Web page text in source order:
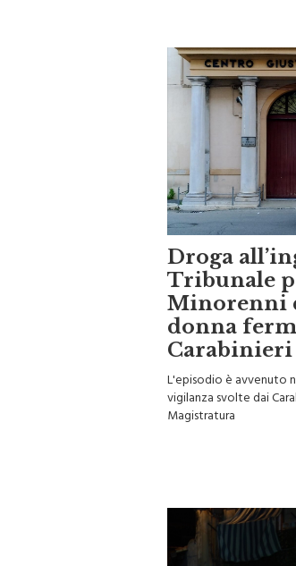
Droga
Tribunale
Minorenni
donna
Carabinieri
L'episodio è avvenuto
vigilanza svolte dai
Magistratura